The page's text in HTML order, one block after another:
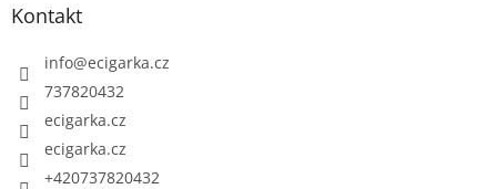
Kontakt
info@ecigarka.cz
737820432
ecigarka.cz
ecigarka.cz
+420737820432